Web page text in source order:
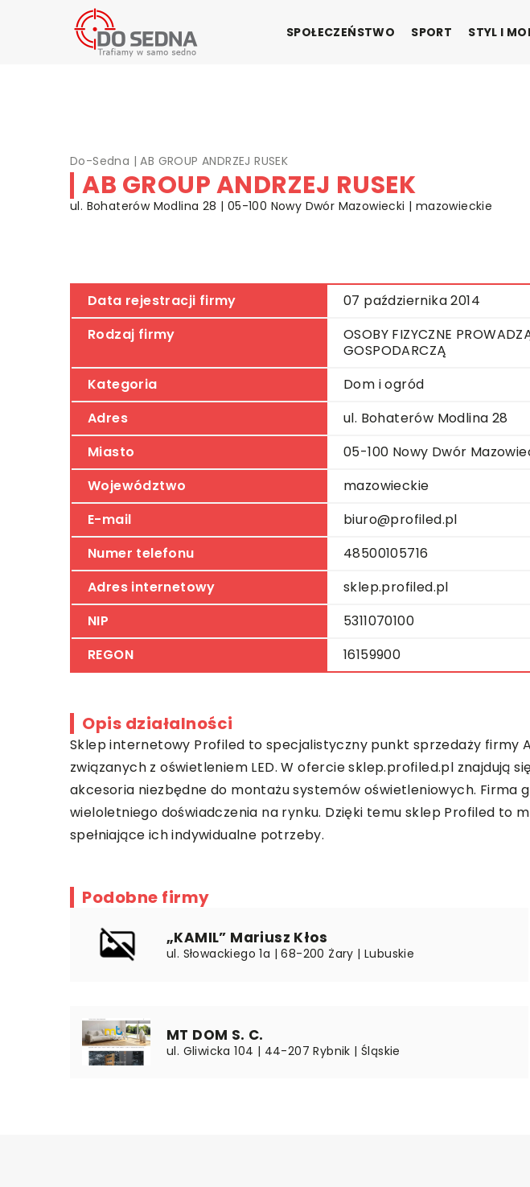
SPOŁECZEŃSTWO SPORT STYL I
Do-Sedna |AB GROUP ANDRZEJ RUSEK
AB GROUP ANDRZEJ RUSEK
ul. Bohaterów Modlina 28 | 05-100 Nowy Dwór Mazowiecki | mazowieckie
Data rejestracji firmy
07 października 2014
Rodzaj firmy
OSOBY FIZYCZNE
GOSPODARCZĄ
Kategoria
Dom i ogród
Adres
ul. Bohaterów Modlina 28
Miasto
05-100 Nowy Dwór
Województwo
mazowieckie
E-mail
biuro@profiled.pl
Numer telefonu
48500105716
Adres internetowy
sklep.profiled.pl
NIP
5311070100
REGON
16159900
Opis działalności
Sklep internetowy Profiled to specjalistyczny punkt sprzedaży firmy
związanych z oświetleniem LED. W oferciesklep.profiled.pl znajdują
akcesoria niezbędne do montażu systemów oświetleniowych.
wieloletniego doświadczenia na rynku. Dzięki temu sklep Profiled to
spełniające ich indywidualne potrzeby.
Podobne firmy
„KAMIL” Mariusz Kłos
ul. Słowackiego 1a | 68-200 Żary | Lubuskie
MT DOM S. C.
ul. Gliwicka 104 | 44-207 Rybnik | Śląskie